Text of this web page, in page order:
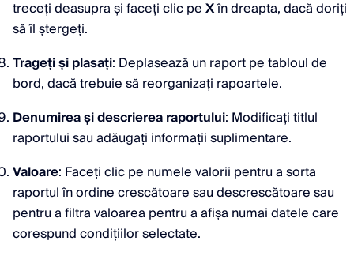
treceți deasupra și faceți clic peXîn dreapta, dacă doriți
să îl ștergeți.
Trageți și plasați: Deplasează un raport pe tabloul de
bord, dacă trebuie să reorganizați rapoartele.
Denumirea și descrierea raportului: Modificați titlul
raportului sau adăugați informații suplimentare.
Valoare: Faceți clic pe numele valorii pentru a sorta
raportul în ordine crescătoare sau descrescătoare sau
pentru a filtra valoarea pentru a afișa numai datele care
corespund condițiilor selectate.